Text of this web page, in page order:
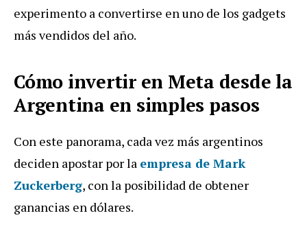
experimento a convertirse en uno de los gadgets
más vendidos del año.
Cómo invertir en Meta desde la
Argentina en simples pasos
Con este panorama, cada vez más argentinos
deciden apostar por la empresa de Mark
Zuckerberg, con la posibilidad de obtener
ganancias en dólares.